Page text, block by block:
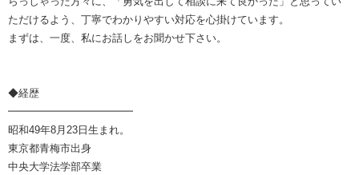
ただけるよう、丁寧でわかりやすい対応を心掛けています。
まずは、一度、私にお話しをお聞かせ下さい。
◆経歴
━━━━━━━━━━━━
昭和49年8月23日生まれ。
東京都青梅市出身
中央大学法学部卒業